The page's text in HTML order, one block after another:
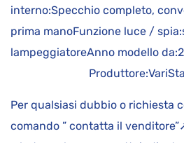
interno:Specchio completo,
prima manoFunzione luce /
lampeggiatoreAnno
Per qualsiasi dubbio o richiesta
comando ” contatta il